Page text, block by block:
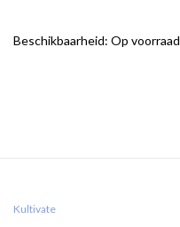
Beschikbaarheid: Op voorraad
Kultivate